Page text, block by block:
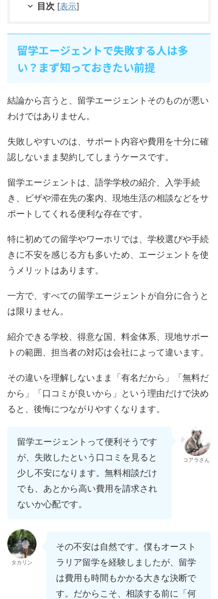
目次 [表示]
留学エージェントで失敗する人は多
い？まず知っておきたい前提
結論から言うと、留学エージェントそのものが悪い
わけではありません。
失敗しやすいのは、サポート内容や費用を十分に確
認しないまま契約してしまうケースです。
留学エージェントは、語学学校の紹介、入学手続
き、ビザや滞在先の案内、現地生活の相談などをサ
ポートしてくれる便利な存在です。
特に初めての留学やワーホリでは、学校選びや手続
きに不安を感じる方も多いため、エージェントを使
うメリットはあります。
一方で、すべての留学エージェントが自分に合うと
は限りません。
紹介できる学校、得意な国、料金体系、現地サポー
トの範囲、担当者の対応は会社によって違います。
その違いを理解しないまま「有名だから」「無料だ
から」「口コミが良いから」という理由だけで決め
ると、後悔につながりやすくなります。
留学エージェントって便利そうです
が、失敗したという口コミを見ると
少し不安になります。無料相談だけ
でも、あとから高い費用を請求され
ないか心配です。
コアラさん
タカリン
その不安は自然です。僕もオースト
ラリア留学を経験しましたが、留学
は費用も時間もかかる大きな決断で
す。だからこそ、相談する前に「何